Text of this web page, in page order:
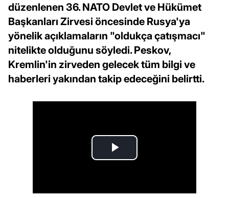
düzenlenen 36. NATO Devlet ve Hükümet
Başkanları Zirvesi öncesinde Rusya'ya
yönelik açıklamaların "oldukça çatışmacı"
nitelikte olduğunu söyledi. Peskov,
Kremlin'in zirveden gelecek tüm bilgi ve
haberleri yakından takip edeceğini belirtti.